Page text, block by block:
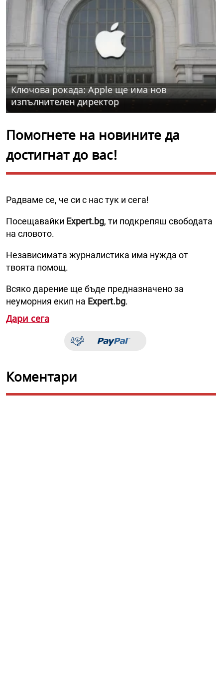
Ключова рокада: Apple ще има нов
изпълнителен директор
Помогнете на новините да
достигнат до вас!
Радваме се, че си с нас тук и сега!
Посещавайки Expert.bg, ти подкрепяш свободата
на словото.
Независимата журналистика има нужда от
твоята помощ.
Всяко дарение ще бъде предназначено за
неуморния екип на Expert.bg.
Дари сега
Коментари